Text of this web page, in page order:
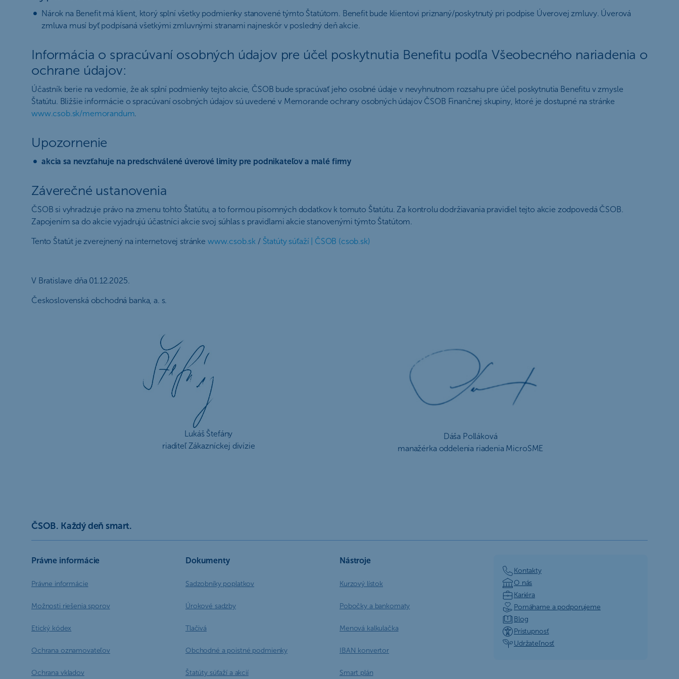
Nárok na Benefit má klient, ktorý splní všetky podmienky stanovené týmto Štatútom. Benefit bude klientovi priznaný/poskytnutý pri podpise Úverovej zmluvy. Úverová
zmluva musí byť podpísaná všetkými zmluvnými stranami najneskôr v posledný deň akcie.
Informácia o spracúvaní osobných údajov pre účel poskytnutia Benefitu podľa Všeobecného nariadenia o
ochrane údajov:
Účastník berie na vedomie, že ak splní podmienky tejto akcie, ČSOB bude spracúvať jeho osobné údaje v nevyhnutnom rozsahu pre účel poskytnutia Benefitu v zmysle
Štatútu. Bližšie informácie o spracúvaní osobných údajov sú uvedené v Memorande ochrany osobných údajov ČSOB Finančnej skupiny, ktoré je dostupné na stránke
www.csob.sk/memorandum.
Upozornenie
akcia sa nevzťahuje na predschválené úverové limity pre podnikateľov a malé firmy
Záverečné ustanovenia
ČSOB si vyhradzuje právo na zmenu tohto Štatútu, a to formou písomných dodatkov k tomuto Štatútu. Za kontrolu dodržiavania pravidiel tejto akcie zodpovedá ČSOB.
Zapojením sa do akcie vyjadrujú účastníci akcie svoj súhlas s pravidlami akcie stanovenými týmto Štatútom.
Tento Štatút je zverejnený na internetovej stránke www.csob.sk / Štatúty súťaží | ČSOB (csob.sk)
V Bratislave dňa 01.12.2025.
Československá obchodná banka, a. s.
Lukáš Štefány
riaditeľ Zákazníckej divízie
Dáša Polláková
manažérka oddelenia riadenia MicroSME
ČSOB. Každý deň smart.
Právne informácie
Právne informácie
Možnosti riešenia sporov
Etický kódex
Ochrana oznamovateľov
Ochrana vkladov
Dokumenty
Sadzobníky poplatkov
Úrokové sadzby
Tlačivá
Obchodné a poistné podmienky
Štatúty súťaží a akcií
Nástroje
Kurzový lístok
Pobočky a bankomaty
Menová kalkulačka
IBAN konvertor
Smart plán
Kontakty
O nás
Kariéra
Pomáhame a podporujeme
Blog
Prístupnosť
Udržateľnosť